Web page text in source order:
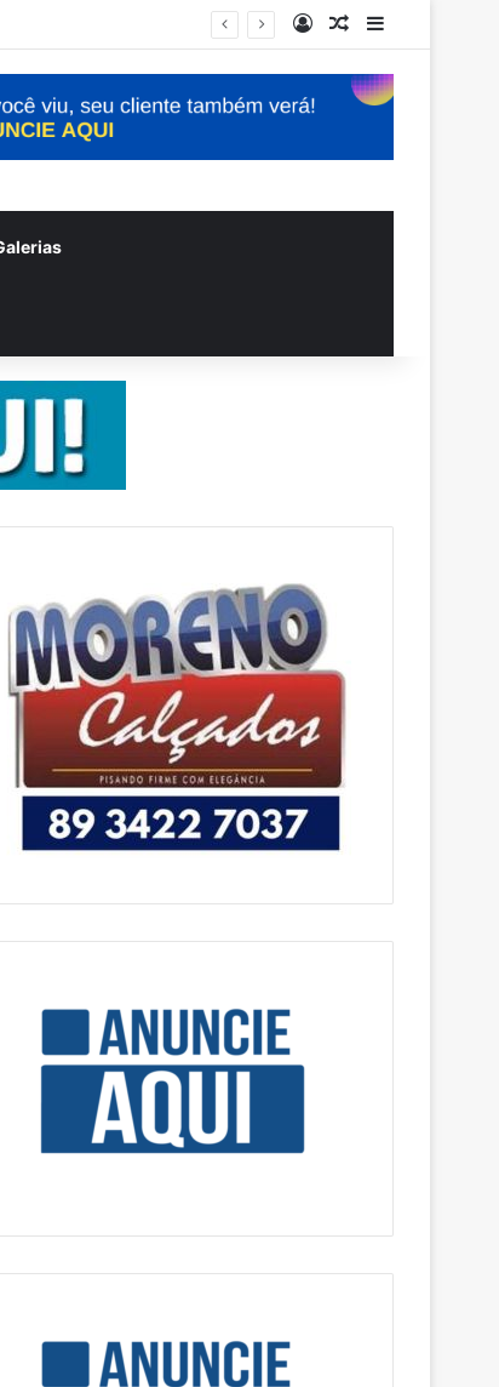
EntrarArtigo aleatório
Barra Lateral